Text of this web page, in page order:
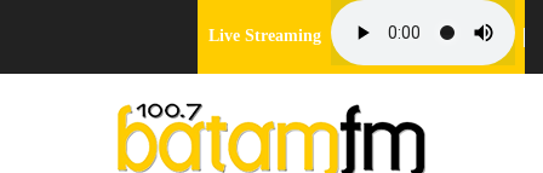
Live Streaming